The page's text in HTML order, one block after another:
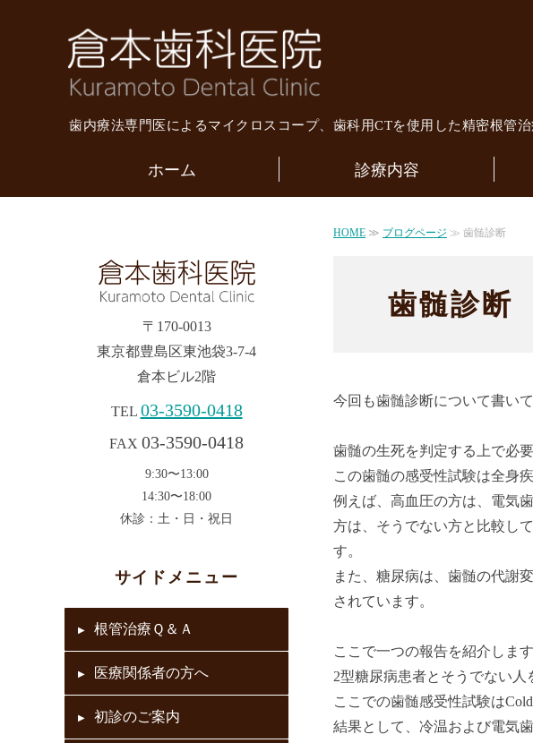
倉本歯科医院
歯内療法専門医によるマイクロスコープ、歯科用CTを使用した精密根管治
ホーム 診療内容
HOME ≫ ブログページ ≫ 歯髄診断
歯髄診
今回も歯髄診断について書い
歯髄の生死を判定する上で必
この歯髄の感受性試験は全身
例えば、高血圧の方は、電気
方は、そうでない方と比較し
す。
また、糖尿病は、歯髄の代謝
されています。
ここで一つの報告を紹介します
2型糖尿病患者とそうでない人
ここでの歯髄感受性試験はCold
結果として、冷温および電気
〒170-0013
東京都豊島区東池袋3-7-4
倉本ビル2階
TEL 03-3590-0418
FAX 03-3590-0418
9:30〜13:00
14:30〜18:00
休診：土・日・祝日
サイドメニュー
根管治療Ｑ＆Ａ
医療関係者の方へ
初診のご案内